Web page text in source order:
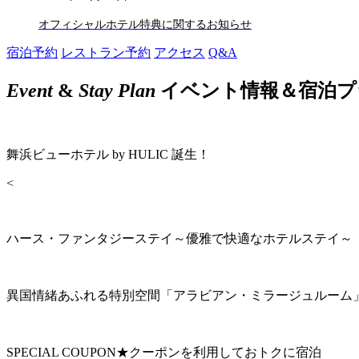
オフィシャルホテル特典に関するお知らせ
宿泊予約 レストラン予約 アクセス Q&A
Event& Stay Plan イベント情報＆宿泊
舞浜ビューホテル by HULIC 誕生！
<
ハース・ファンタジーステイ～優雅で快適なホテルステイ～
異国情緒あふれる特別空間「アラビアン・ミラージュルーム
SPECIAL COUPON★クーポンを利用しておトクに宿泊